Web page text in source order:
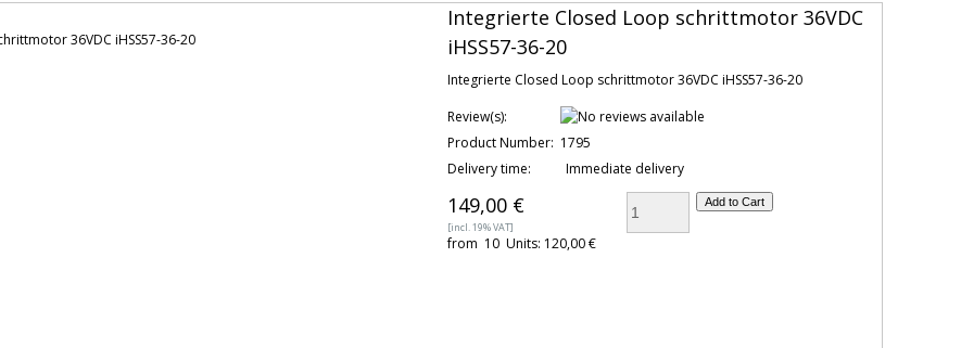
Integrierte Closed Loop schrittmotor 36VDC
iHSS57-36-20
Integrierte Closed Loop schrittmotor 36VDC iHSS57-36-20
Review(s):
Product Number: 1795
Delivery time:
Immediate delivery
149,00 €
[incl. 19% VAT]
from 10 Units: 120,00 €